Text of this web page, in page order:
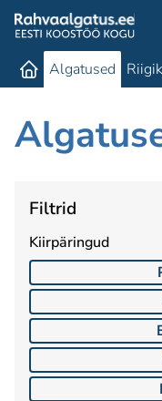
Algatused
Filtrid
Kiirpäringud